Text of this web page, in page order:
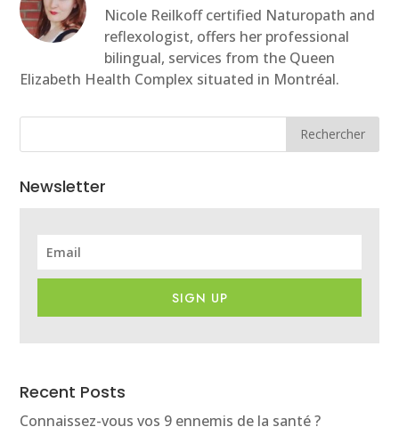
Nicole Reilkoff certified Naturopath and
reflexologist, offers her professional
bilingual, services from the Queen
Elizabeth Health Complex situated in Montréal.
Rechercher
Newsletter
SIGN UP
Recent Posts
Connaissez-vous vos 9 ennemis de la santé ?